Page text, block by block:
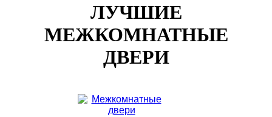
ЛУЧШИЕ
МЕЖКОМНАТНЫЕ
ДВЕРИ